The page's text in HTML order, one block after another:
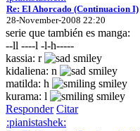
Re: El Ahorcado (Continuacion I)
28-November-2008 22:20
serie que también es manga:
--ll ----l -l-h-----
kassia: r
kidaliena: n
matilda: h
kurama: l
Responder Citar
:pianistashek: